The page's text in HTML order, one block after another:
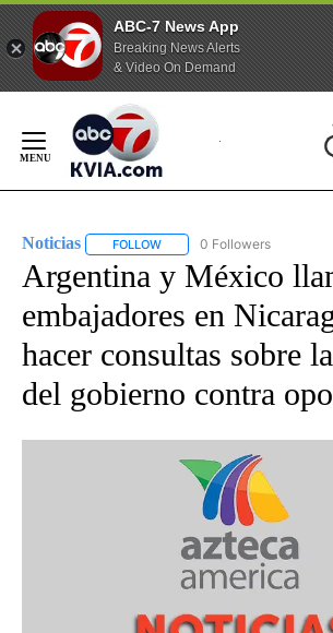
ABC-7 News App
Breaking News Alerts
& Video On Demand
Content
Noticias FOLLOW FOLLOW "NOTICIAS" TO
0 Followers
Argentina y México
embajadores en
hacer consultas sobre
del gobierno contra